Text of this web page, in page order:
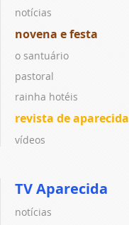
notícias
novena e festa
o santuário
pastoral
rainha hotéis
revista de aparecida
vídeos
TV Aparecida
notícias